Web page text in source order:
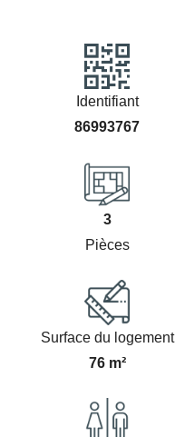
Identifiant
86993767
3
Pièces
Surface du logement
76 m²